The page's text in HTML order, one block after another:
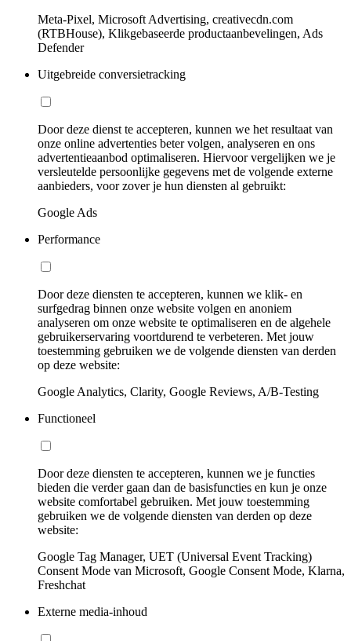
Meta-Pixel, Microsoft Advertising, creativecdn.com
(RTBHouse), Klikgebaseerde productaanbevelingen, Ads
Defender
Uitgebreide conversietracking
Door deze dienst te accepteren, kunnen we het resultaat van
onze online advertenties beter volgen, analyseren en ons
advertentieaanbod optimaliseren. Hiervoor vergelijken we je
versleutelde persoonlijke gegevens met de volgende externe
aanbieders, voor zover je hun diensten al gebruikt:
Google Ads
Performance
Door deze diensten te accepteren, kunnen we klik- en
surfgedrag binnen onze website volgen en anoniem
analyseren om onze website te optimaliseren en de algehele
gebruikerservaring voortdurend te verbeteren. Met jouw
toestemming gebruiken we de volgende diensten van derden
op deze website:
Google Analytics, Clarity, Google Reviews, A/B-Testing
Functioneel
Door deze diensten te accepteren, kunnen we je functies
bieden die verder gaan dan de basisfuncties en kun je onze
website comfortabel gebruiken. Met jouw toestemming
gebruiken we de volgende diensten van derden op deze
website:
Google Tag Manager, UET (Universal Event Tracking)
Consent Mode van Microsoft, Google Consent Mode, Klarna,
Freshchat
Externe media-inhoud